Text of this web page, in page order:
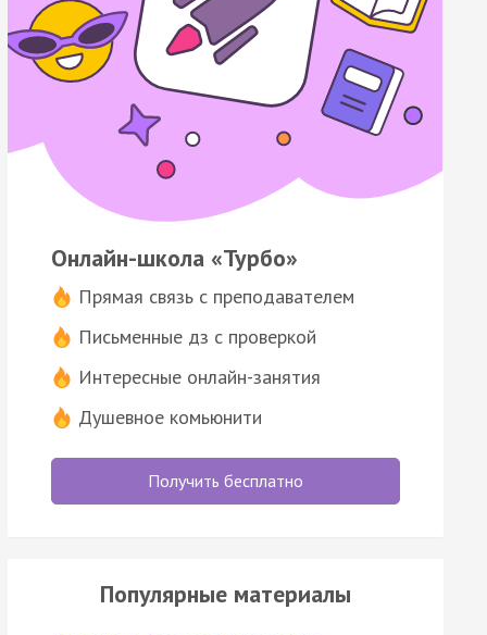
Онлайн-школа «Турбо»
Прямая связь с преподавателем
Письменные дз с проверкой
Интересные онлайн-занятия
Душевное комьюнити
Получить бесплатно
Популярные материалы